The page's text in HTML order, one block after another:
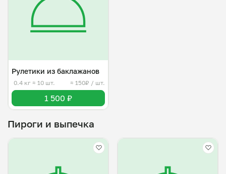
Рулетики из баклажанов
0.4 кг ≈ 10 шт. ≈ 150₽ / шт.
1 500 ₽
Пироги и выпечка